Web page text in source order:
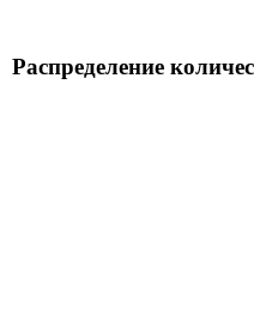
Распределение